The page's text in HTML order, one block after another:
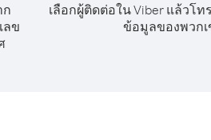
ก
ลข
เลือกผู้ติดต่อใน Viber แล้วโ
ข้อมูลของพวกเ